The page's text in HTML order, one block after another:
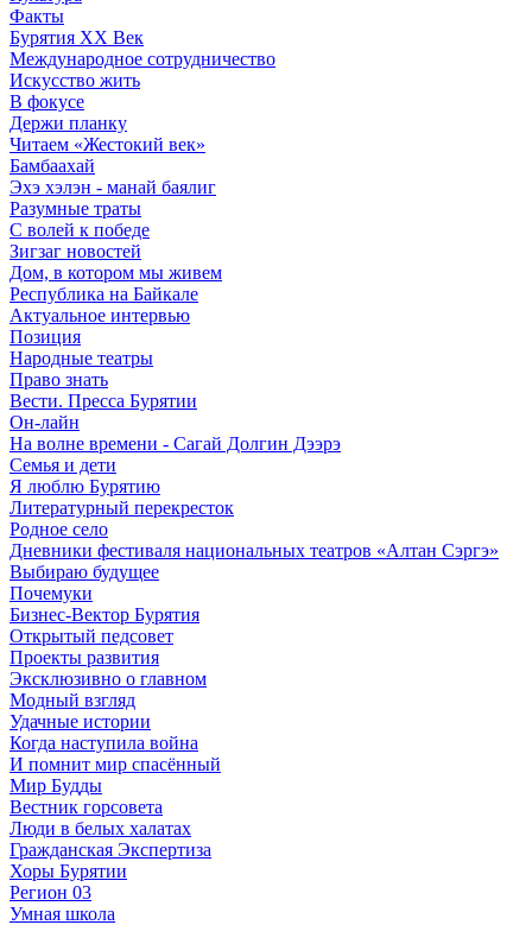
Факты
Бурятия XX Век
Международное сотрудничество
Искусство жить
В фокусе
Держи планку
Читаем «Жестокий век»
Бамбаахай
Эхэ хэлэн - манай баялиг
Разумные траты
С волей к победе
Зигзаг новостей
Дом, в котором мы живем
Республика на Байкале
Актуальное интервью
Позиция
Народные театры
Право знать
Вести. Пресса Бурятии
Он-лайн
На волне времени - Сагай Долгин Дээрэ
Семья и дети
Я люблю Бурятию
Литературный перекресток
Родное село
Дневники фестиваля национальных театров «Алтан Сэргэ»
Выбираю будущее
Почемуки
Бизнес-Вектор Бурятия
Открытый педсовет
Проекты развития
Эксклюзивно о главном
Модный взгляд
Удачные истории
Когда наступила война
И помнит мир спасённый
Мир Будды
Вестник горсовета
Люди в белых халатах
Гражданская Экспертиза
Хоры Бурятии
Регион 03
Умная школа